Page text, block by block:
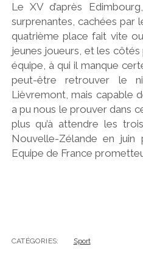
Le XV d’après
surprenantes, cachées par
quatrième place fait vite
jeunes joueurs, et les
équipe, à qui il manque
peut-être retrouver le
Lièvremont, mais capable
a pu nous le prouver dans
plus qu’à attendre les
Nouvelle-Zélande en
Equipe de France
CATÉGORIES: Sport